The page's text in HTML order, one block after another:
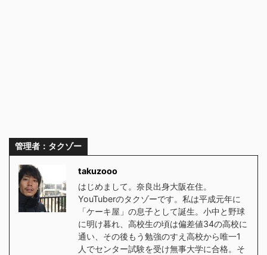
管理者：タクゾー
takuzooo
はじめまして。奈良出身大阪在住。
YouTuberのタクゾーです。私は平成元年に
「ケーキ屋」の息子として誕生。小中と野球
に明け暮れ、高校生の頃は偏差値34の高校に
通い、その後もう勉強のすえ高校から唯一1
人でセンター試験を受け無事大学に合格。そ